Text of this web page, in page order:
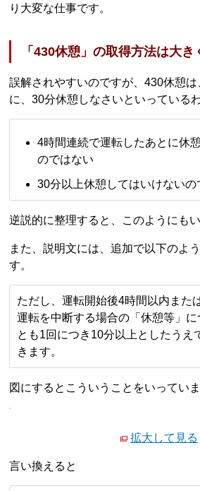
り大変な仕事です。
「430休憩」の取得方法は大
誤解されやすいのですが、430休憩
に、30分休憩しなさいといっている
4時間連続で運転したあとに休
のではない
30分以上休憩してはいけないの
逆説的に整理すると、このようにもい
また、説明文には、追加で以下のよ
す。
ただし、運転開始後4時間以内また
運転を中断する場合の「休憩等」に
とも1回につき10分以上としたうえ
きます。
図にするとこういうことをいっていま
拡大して見る
言い換えると